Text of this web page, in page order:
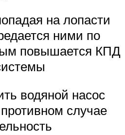
на лопасти
ними по
повышается КПД
водяной насос
случае